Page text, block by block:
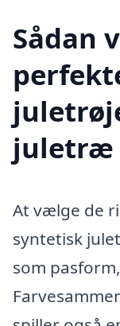
Sådan
juletræ
At vælge de
syntetisk
som